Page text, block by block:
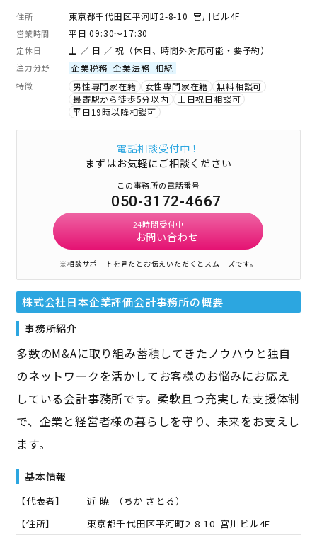
住所 東京都千代田区平河町2-8-10 宮川ビル4F
営業時間 平日 09:30～17:30
定休日 土 ／ 日 ／ 祝（休日、時間外対応可能・要予約）
注力分野 企業税務 企業法務 相続
特徴 男性専門家在籍 女性専門家在籍
無料相談可
最寄駅から徒歩5分以内
土日祝日相談可
平日19時以降相談可
電話相談受付中！
まずはお気軽にご相談ください
この事務所の電話番号
050-3172-4667
24時間受付中
お問い合わせ
※相談サポートを見たとお伝えいただくとスムーズです。
株式会社日本企業評価会計事務所の概要
事務所紹介
多数のM&Aに取り組み蓄積してきたノウハウと独自
のネットワークを活かしてお客様のお悩みにお応え
している会計事務所です。柔軟且つ充実した支援体制
で、企業と経営者様の暮らしを守り、未来をお支えし
ます。
基本情報
【代表者】 近 暁 （ちか さとる）
【住所】
東京都千代田区平河町2-8-10 宮川ビル4F